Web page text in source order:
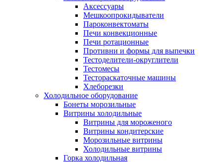
Аксессуары
Мешкоопрокидыватели
Пароконвектоматы
Печи конвекционные
Печи ротационные
Противни и формы для выпечки
Тестоделители-округлители
Тестомесы
Тестораскаточные машины
Хлеборезки
Холодильное оборудование
Бонеты морозильные
Витрины холодильные
Витрины для мороженого
Витрины кондитерские
Морозильные витрины
Холодильные витрины
Горка холодильная